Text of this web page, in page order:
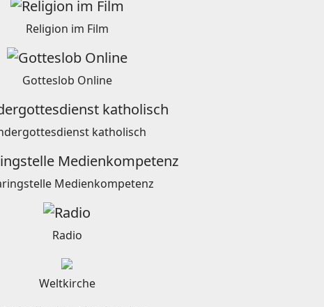
Religion im Film
Gotteslob Online
katholisch
Medienkompetenz
Radio
Weltkirche